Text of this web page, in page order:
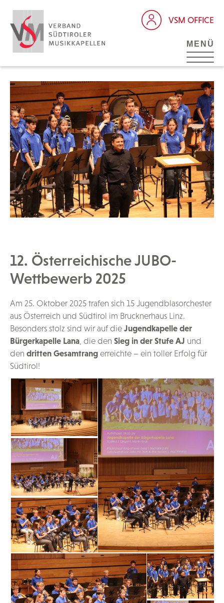
VSM OFFICE
MENÜ
12. Österreichische JUBO-
Wettbewerb 2025
Am 25. Oktober 2025 trafen sich 15 Jugendblasorchester
aus Österreich und Südtirol im Brucknerhaus Linz.
Besonders stolz sind wir auf die Jugendkapelle der
Bürgerkapelle Lana, die den Sieg in der Stufe AJ und
den dritten Gesamtrang erreichte – ein toller Erfolg für
Südtirol!